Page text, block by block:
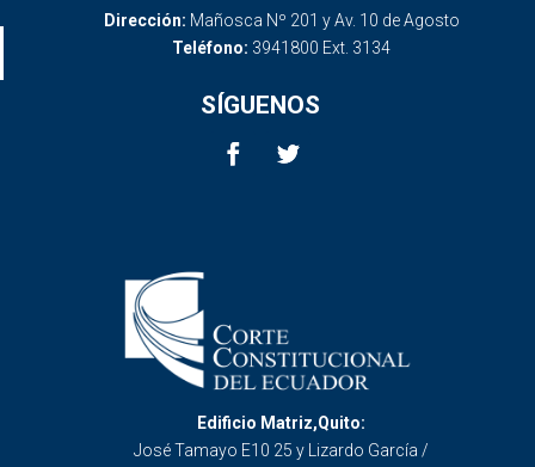
Dirección: Mañosca Nº 201 y Av. 10 de Agosto
Teléfono: 3941800 Ext. 3134
SÍGUENOS
Edificio Matriz,Quito:
José Tamayo E10 25 y Lizardo García /